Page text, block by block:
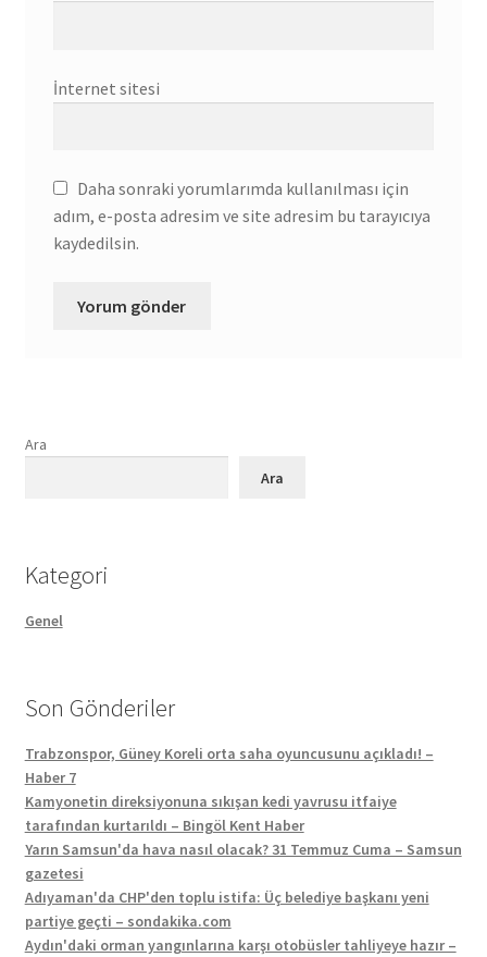
İnternet sitesi
Daha sonraki yorumlarımda kullanılması için
adım, e-posta adresim ve site adresim bu tarayıcıya
kaydedilsin.
Ara
Ara
Kategori
Genel
Son Gönderiler
Trabzonspor, Güney Koreli orta saha oyuncusunu açıkladı! –
Haber 7
Kamyonetin direksiyonuna sıkışan kedi yavrusu itfaiye
tarafından kurtarıldı – Bingöl Kent Haber
Yarın Samsun'da hava nasıl olacak? 31 Temmuz Cuma – Samsun
gazetesi
Adıyaman'da CHP'den toplu istifa: Üç belediye başkanı yeni
partiye geçti – sondakika.com
Aydın'daki orman yangınlarına karşı otobüsler tahliyeye hazır –